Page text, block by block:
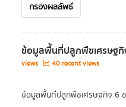
กรองผลลัพธ์
ข้อมูลพื้นที่ปลูกพืชเศรษฐ
views
40 recent views
ข้อมูลพื้นที่ปลูกพืชเศรษฐกิจ 6